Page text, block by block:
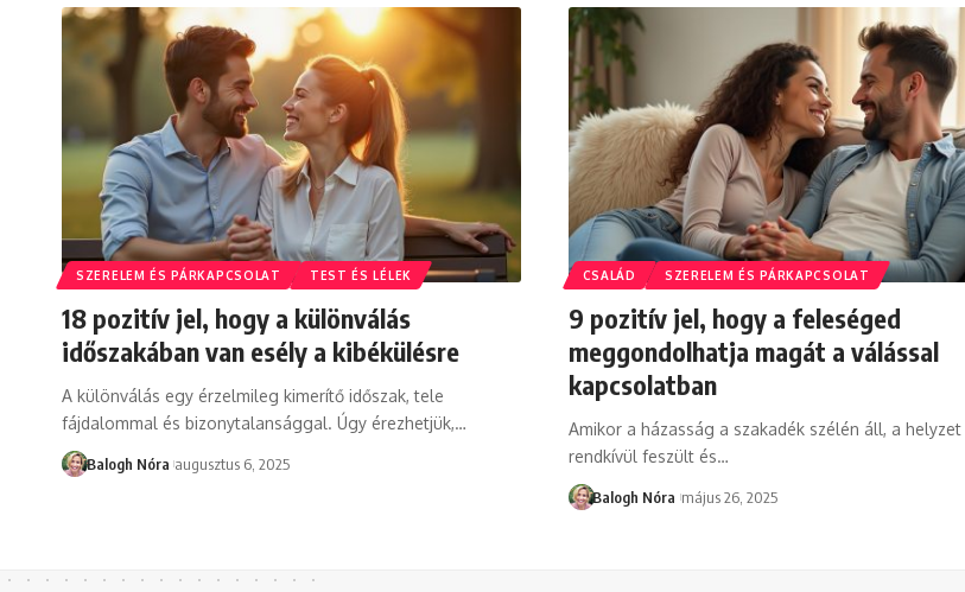
SZERELEM ÉS PÁRKAPCSOLAT TEST ÉS LÉLEK
18 pozitív jel, hogy a különválás
időszakában van esély a kibékülésre
A különválás egy érzelmileg kimerítő időszak, tele
fájdalommal és bizonytalansággal. Úgy érezhetjük,…
Balogh Nóra augusztus 6, 2025
CSALÁD SZERELEM ÉS PÁRKAPCSOLAT
9 pozitív jel, hogy a feleséged
meggondolhatja magát a válással
kapcsolatban
Amikor a házasság a szakadék szélén áll, a helyzet
rendkívül feszült és…
Balogh Nóra május 26, 2025